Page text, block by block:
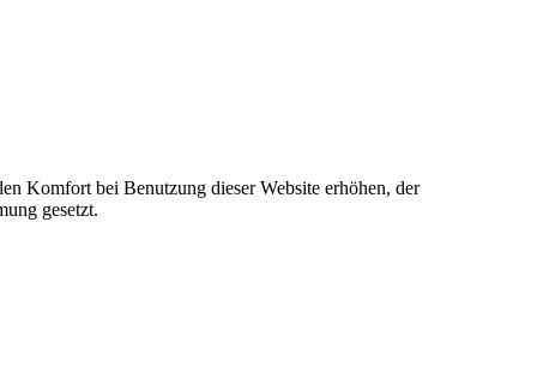
Komfort bei Benutzung dieser Website erhöhen, der
gesetzt.